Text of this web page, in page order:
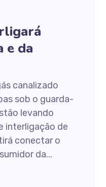
e da
canalizado
sob o guarda-
levando
interligação de
conectar o
da...